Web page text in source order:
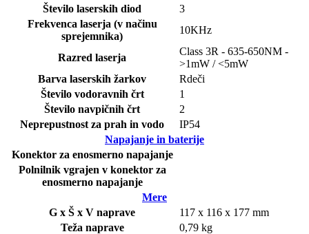
Število laserskih diod
3
Frekvenca laserja (v načinu
sprejemnika)
10KHz
Razred laserja
Class 3R - 635-650NM -
>1mW / <5mW
Barva laserskih žarkov
Rdeči
Število vodoravnih črt
1
Število navpičnih črt
2
Neprepustnost za prah in vodo
IP54
Napajanje in baterije
Konektor za enosmerno napajanje
Polnilnik vgrajen v konektor za
enosmerno napajanje
Mere
G x Š x V naprave
117 x 116 x 177 mm
Teža naprave
0,79 kg